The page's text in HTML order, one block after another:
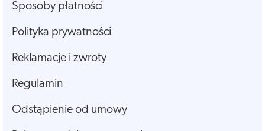
Sposoby płatności
Polityka prywatności
Reklamacje i zwroty
Regulamin
Odstąpienie od umowy